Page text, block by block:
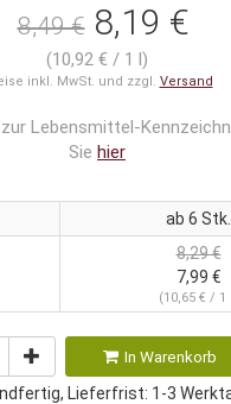
8,49 €8,19 €
(10,92 € / 1 l)
inkl. MwSt. und zzgl. Versand
Lebensmittel-
Sie hier
ab 6 Stk.
8,29 €
7,99 €
(10,65 € / 1
In Warenkorb
Lieferfrist: 1-3